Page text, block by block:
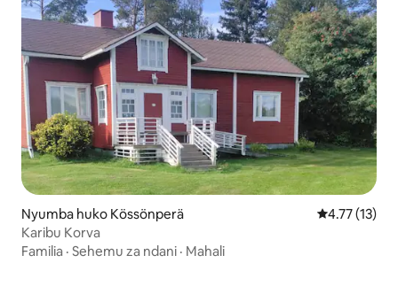
Nyumba huko Kössönperä Ukadiriaji wa
4.77 (13)
Karibu Korva
Familia · Sehemu za ndani · Mahali